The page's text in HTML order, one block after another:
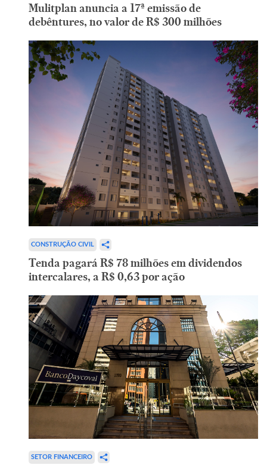
Mulitplan anuncia a 17ª emissão de
debêntures, no valor de R$ 300 milhões
CONSTRUÇÃO CIVIL
Tenda pagará R$ 78 milhões em dividendos
intercalares, a R$ 0,63 por ação
SETOR FINANCEIRO